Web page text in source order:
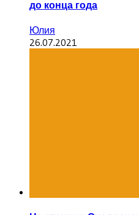
до конца года
Юлия
26.07.2021